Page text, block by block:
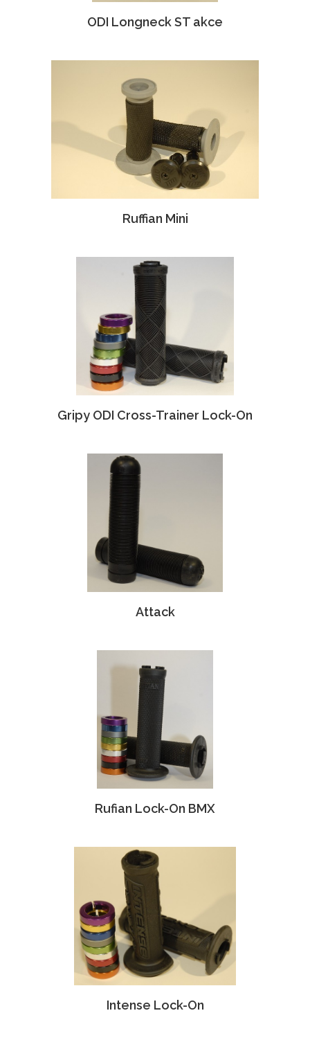
ODI Longneck ST akce
Ruffian Mini
Gripy ODI Cross-Trainer Lock-On
Attack
Rufian Lock-On BMX
Intense Lock-On